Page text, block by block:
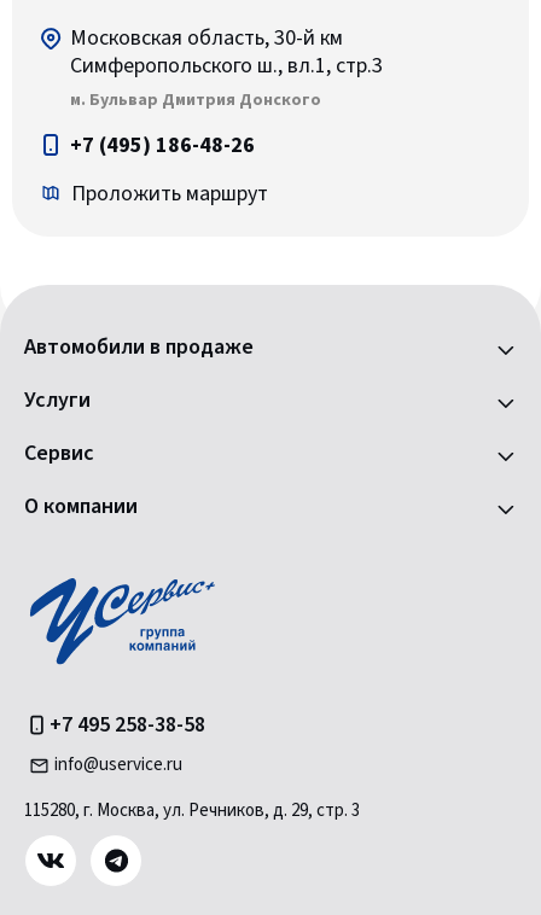
Московская область, 30-й км
Симферопольского ш., вл.1, стр.3
м. Бульвар Дмитрия Донского
+7 (495) 186-48-26
Проложить маршрут
Автомобили в продаже
Услуги
Сервис
О компании
+7 495 258-38-58
info@uservice.ru
115280, г. Москва, ул. Речников, д. 29, стр. 3